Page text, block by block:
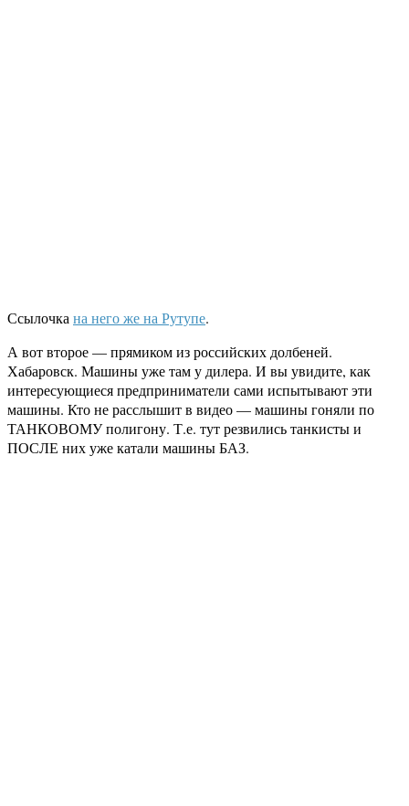
Ссылочкана него же на Рутупе.
А вот второе — прямиком из российских долбеней.
Хабаровск. Машины уже там у дилера. И вы увидите, как
интересующиеся предприниматели сами испытывают эти
машины. Кто не расслышит в видео — машины гоняли по
ТАНКОВОМУ полигону. Т.е. тут резвились танкисты и
ПОСЛЕ них уже катали машины БАЗ.